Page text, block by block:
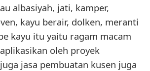
albasiyah, jati, kamper,
kayu berair, dolken, meranti
kayu itu yaitu ragam macam
oleh proyek
jasa pembuatan kusen juga